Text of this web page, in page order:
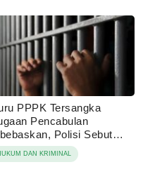
PPPK Tersangka
Pencabulan
Polisi Sebut
Dicabut Keluarga
DAN KRIMINAL